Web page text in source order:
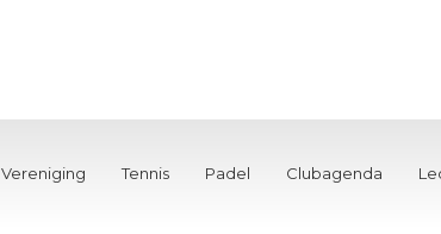
Vereniging Tennis Padel Clubagenda